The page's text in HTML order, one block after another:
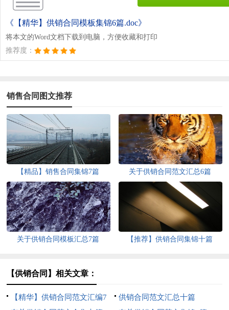
《【精华】供销合同模板集锦6篇.doc》
将本文的Word文档下载到电脑，方便收藏和打印
推荐度：
销售合同图文推荐
【精品】销售合同集锦7篇 关于供销合同范文汇总6篇
关于供销合同模板汇总7篇 【推荐】供销合同集锦十篇
【供销合同】相关文章：
【精华】供销合同范文汇编7
供销合同范文汇总十篇